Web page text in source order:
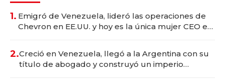
1. Emigró de Venezuela, lideró las operaciones de
Chevron en EE.UU. y hoy es la única mujer CEO en
2.Creció en Venezuela, llegó a la Argentina con su
título de abogado y construyó un imperio